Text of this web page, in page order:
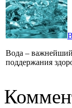
Вода – важнейший
поддержания